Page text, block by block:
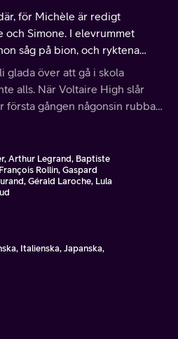
för Michèle är redigt
Simone. I elevrummet
såg på bion, och ryktena
glada över att gå i skola
alls. När Voltaire High slår
första gången någonsin rubbas
Arthur Legrand, Baptiste
Rollin, Gaspard
Gérald Laroche, Lula
Italienska, Japanska,